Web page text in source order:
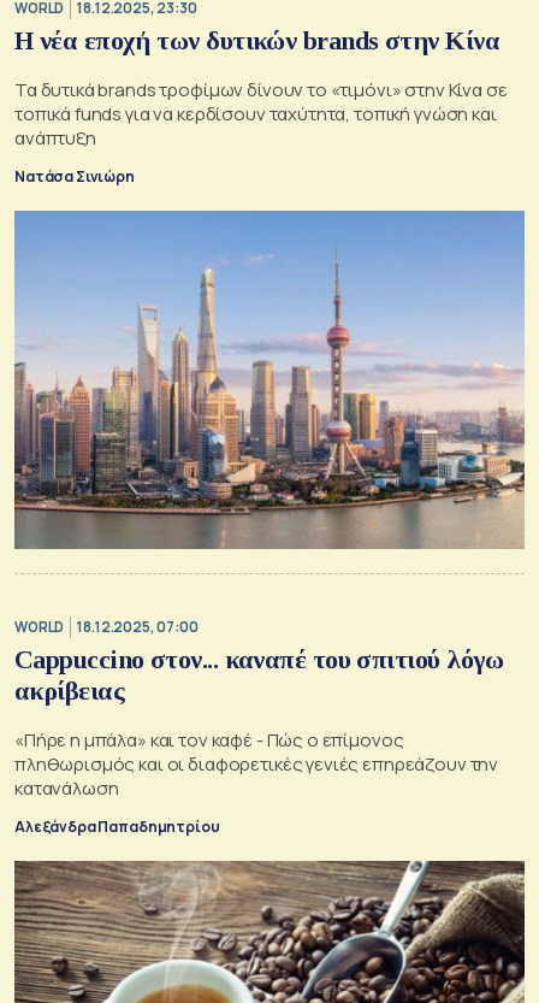
WORLD 18.12.2025, 23:30
H νέα εποχή των δυτικών brands στην Κίνα
Τα δυτικά brands τροφίμων δίνουν το «τιμόνι» στην Κίνα σε
τοπικά funds για να κερδίσουν ταχύτητα, τοπική γνώση και
ανάπτυξη
Νατάσα Σινιώρη
WORLD 18.12.2025, 07:00
Cappuccino στον... καναπέ του σπιτιού λόγω
ακρίβειας
«Πήρε η μπάλα» και τον καφέ - Πώς ο επίμονος
πληθωρισμός και οι διαφορετικές γενιές επηρεάζουν την
κατανάλωση
Αλεξάνδρα Παπαδημητρίου